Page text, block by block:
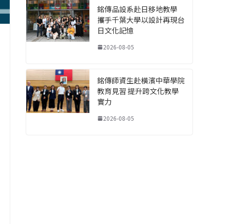
銘傳品設系赴日移地教學
攜手千葉大學以設計再現台
日文化記憶
2026-08-05
銘傳師資生赴橫濱中華學院
教育見習 提升跨文化教學
實力
2026-08-05